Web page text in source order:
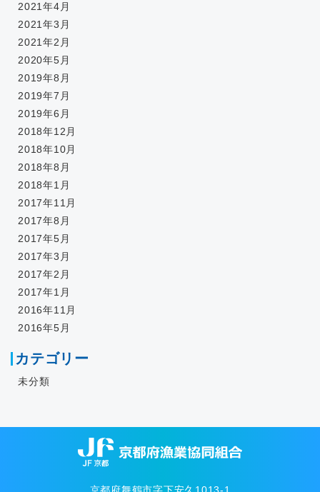
2021年4月
2021年3月
2021年2月
2020年5月
2019年8月
2019年7月
2019年6月
2018年12月
2018年10月
2018年8月
2018年1月
2017年11月
2017年8月
2017年5月
2017年3月
2017年2月
2017年1月
2016年11月
2016年5月
カテゴリー
未分類
京都府舞鶴市字下安久1013-1